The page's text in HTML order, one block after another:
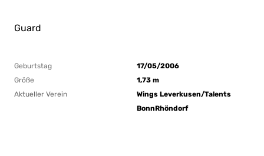
Guard
Geburtstag
17/05/2006
Größe
1,73 m
Aktueller Verein
Wings Leverkusen/Talents
BonnRhöndorf